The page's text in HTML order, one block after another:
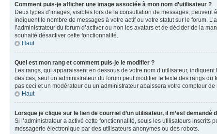
Comment puis-je afficher une image associée à mon nom d’utilisateur ?
Deux types d’images, visibles lors de la consultation de messages, peuvent
indiquent le nombre de messages à votre actif ou votre statut sur le forum.
l’administrateur du forum d’activer ou non les avatars et de décider de la
souhaité désactiver cette fonctionnalité.
Haut
Quel est mon rang et comment puis-je le modifier ?
Les rangs, qui apparaissent en dessous de votre nom d’utilisateur,
des cas, seul un administrateur du forum peut modifier le texte des rangs
pas ceci et un modérateur ou un administrateur abaissera votre compteur de
Haut
Lorsque je clique sur le lien de courriel d’un utilisateur, il m’est demandé
Si l’administrateur a activé cette fonctionnalité, seuls les utilisateurs inscrits
messagerie électronique par des utilisateurs anonymes ou des robots.